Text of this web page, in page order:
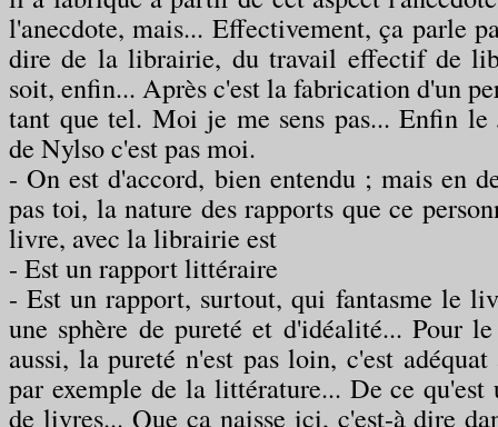
l'anecdote, mais... Effectivement, ça parle
dire de la librairie, du travail effectif de
soit, enfin... Après c'est la fabrication d'un
tant que tel. Moi je me sens pas... Enfin le
de Nylso c'est pas moi.
- On est d'accord, bien entendu ; mais en
pas toi, la nature des rapports que ce
livre, avec la librairie est
- Est un rapport littéraire
- Est un rapport, surtout, qui fantasme le
une sphère de pureté et d'idéalité... Pour
aussi, la pureté n'est pas loin, c'est
par exemple de la littérature... De ce qu'est
de livres... Que ça naisse ici, c'est-à dire